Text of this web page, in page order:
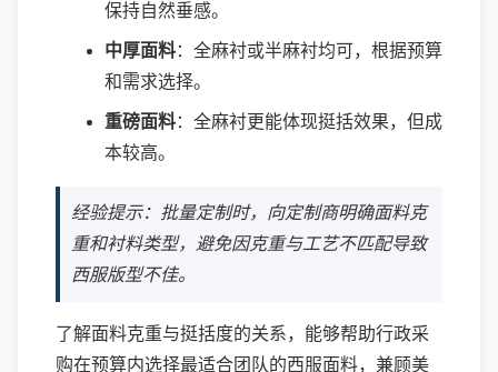
保持自然垂感。
中厚面料：全麻衬或半麻衬均可，根据预算
和需求选择。
重磅面料：全麻衬更能体现挺括效果，但成
本较高。
经验提示：批量定制时，向定制商明确面料克
重和衬料类型，避免因克重与工艺不匹配导致
西服版型不佳。
了解面料克重与挺括度的关系，能够帮助行政采
购在预算内选择最适合团队的西服面料，兼顾美